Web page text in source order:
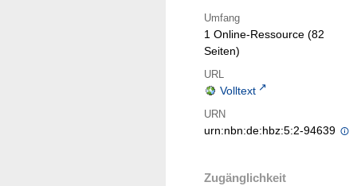
Umfang
1 Online-Ressource (82
Seiten)
URL
Volltext
URN
urn:nbn:de:hbz:5:2-94639
Zugänglichkeit